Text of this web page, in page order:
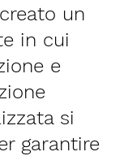
un
in cui
e
si
garantire